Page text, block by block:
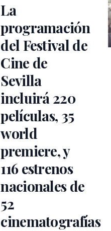
La
programación
del Festival de
Cine de
Sevilla
incluirá 220
películas, 35
world
premiere, y
116 estrenos
nacionales de
52
cinematografías